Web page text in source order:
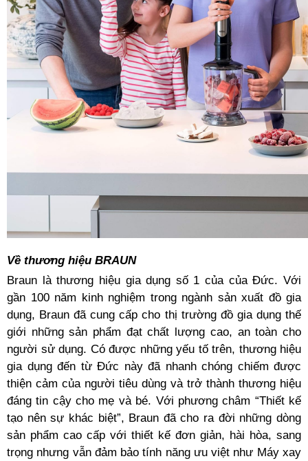
Về thương hiệu BRAUN
Braun là thương hiệu gia dụng số 1 của của Đức. Với
gần 100 năm kinh nghiệm trong ngành sản xuất đồ gia
dụng, Braun đã cung cấp cho thị trường đồ gia dụng thế
giới những sản phẩm đạt chất lượng cao, an toàn cho
người sử dụng. Có được những yếu tố trên, thương hiệu
gia dụng đến từ Đức này đã nhanh chóng chiếm được
thiện cảm của người tiêu dùng và trở thành thương hiệu
đáng tin cậy cho mẹ và bé. Với phương châm “Thiết kế
tạo nên sự khác biệt”, Braun đã cho ra đời những dòng
sản phẩm cao cấp với thiết kế đơn giản, hài hòa, sang
trọng nhưng vẫn đảm bảo tính năng ưu việt như Máy xay